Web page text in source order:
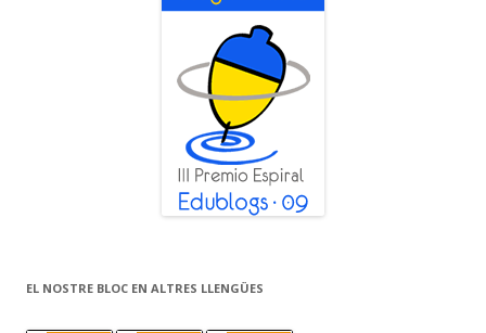
EL NOSTRE BLOC EN ALTRES LLENGÜES